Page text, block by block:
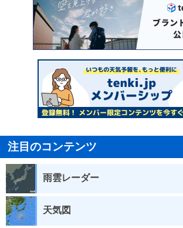
注目のコンテンツ
雨雲レーダー
天気図